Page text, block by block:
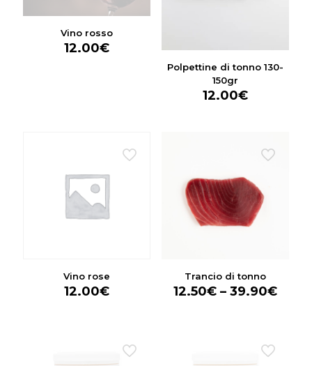
Vino rosso
12.00€
Polpettine di tonno 130-
150gr
12.00€
Vino rose
12.00€
Trancio di tonno
12.50€– 39.90€